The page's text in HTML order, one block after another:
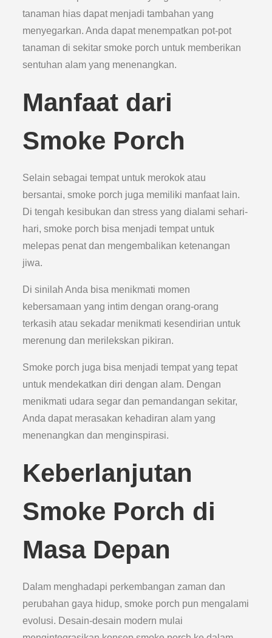
tanaman hias dapat menjadi tambahan yang
menyegarkan. Anda dapat menempatkan pot-pot
tanaman di sekitar smoke porch untuk memberikan
sentuhan alam yang menenangkan.
Manfaat dari
Smoke Porch
Selain sebagai tempat untuk merokok atau
bersantai, smoke porch juga memiliki manfaat lain.
Di tengah kesibukan dan stress yang dialami sehari-
hari, smoke porch bisa menjadi tempat untuk
melepas penat dan mengembalikan ketenangan
jiwa.
Di sinilah Anda bisa menikmati momen
kebersamaan yang intim dengan orang-orang
terkasih atau sekadar menikmati kesendirian untuk
merenung dan merilekskan pikiran.
Smoke porch juga bisa menjadi tempat yang tepat
untuk mendekatkan diri dengan alam. Dengan
menikmati udara segar dan pemandangan sekitar,
Anda dapat merasakan kehadiran alam yang
menenangkan dan menginspirasi.
Keberlanjutan
Smoke Porch di
Masa Depan
Dalam menghadapi perkembangan zaman dan
perubahan gaya hidup, smoke porch pun mengalami
evolusi. Desain-desain modern mulai